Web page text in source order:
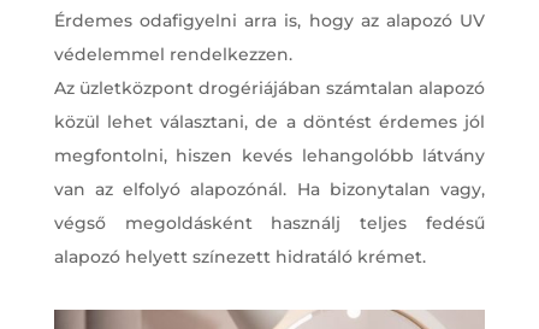
Érdemes odafigyelni arra is, hogy az alapozó UV
védelemmel rendelkezzen.
Az üzletközpont drogériájában számtalan alapozó
közül lehet választani, de a döntést érdemes jól
megfontolni, hiszen kevés lehangolóbb látvány
van az elfolyó alapozónál. Ha bizonytalan vagy,
végső megoldásként használj teljes fedésű
alapozó helyett színezett hidratáló krémet.